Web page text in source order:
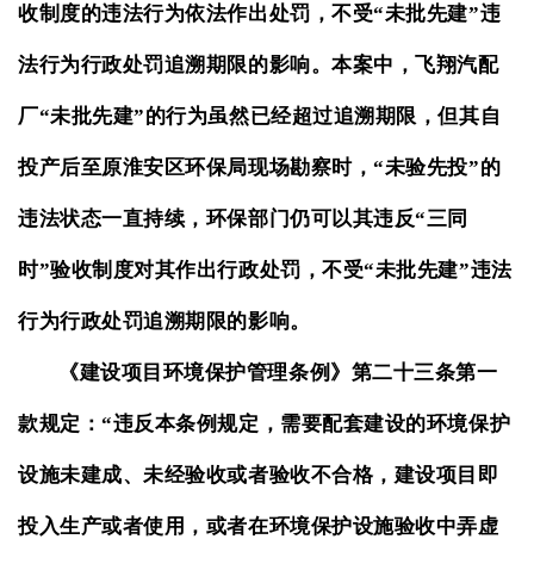
收制度的违法行为依法作出处罚，不受“未批先建”违
法行为行政处罚追溯期限的影响。本案中，飞翔汽配
厂“未批先建”的行为虽然已经超过追溯期限，但其自
投产后至原淮安区环保局现场勘察时，“未验先投”的
违法状态一直持续，环保部门仍可以其违反“三同
时”验收制度对其作出行政处罚，不受“未批先建”违法
行为行政处罚追溯期限的影响。
《建设项目环境保护管理条例》第二十三条第一
款规定：“违反本条例规定，需要配套建设的环境保护
设施未建成、未经验收或者验收不合格，建设项目即
投入生产或者使用，或者在环境保护设施验收中弄虚